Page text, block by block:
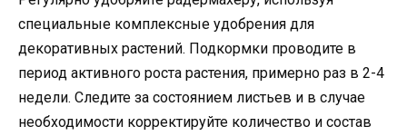
специальные комплексные удобрения для
декоративных растений. Подкормки проводите в
период активного роста растения, примерно раз в 2-4
недели. Следите за состоянием листьев и в случае
необходимости корректируйте количество и состав